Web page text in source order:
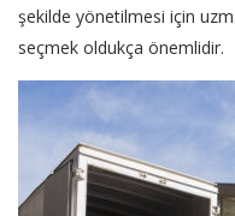
şekilde yönetilmesi için
seçmek oldukça önemlidir.